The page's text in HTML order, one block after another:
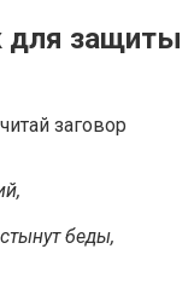
для защиты
заговор
беды,